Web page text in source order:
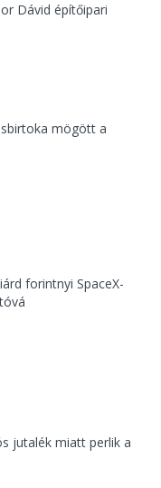
Dávid építőipari
mögött a
forintnyi SpaceX-
jutalék miatt perlik a